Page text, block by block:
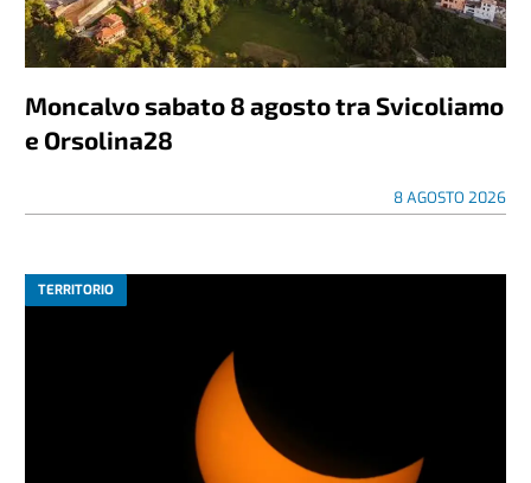
Moncalvo sabato 8 agosto tra Svicoliamo
e Orsolina28
8 AGOSTO 2026
TERRITORIO